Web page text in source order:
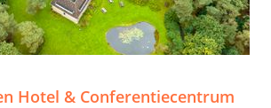
Hotel & Conferentiecentrum